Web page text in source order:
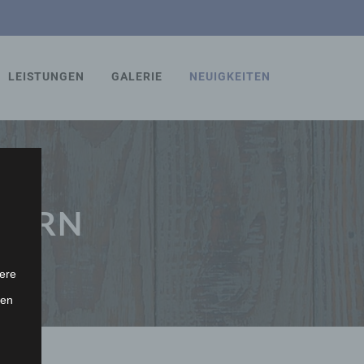
LEISTUNGEN GALERIE NEUIGKEITEN